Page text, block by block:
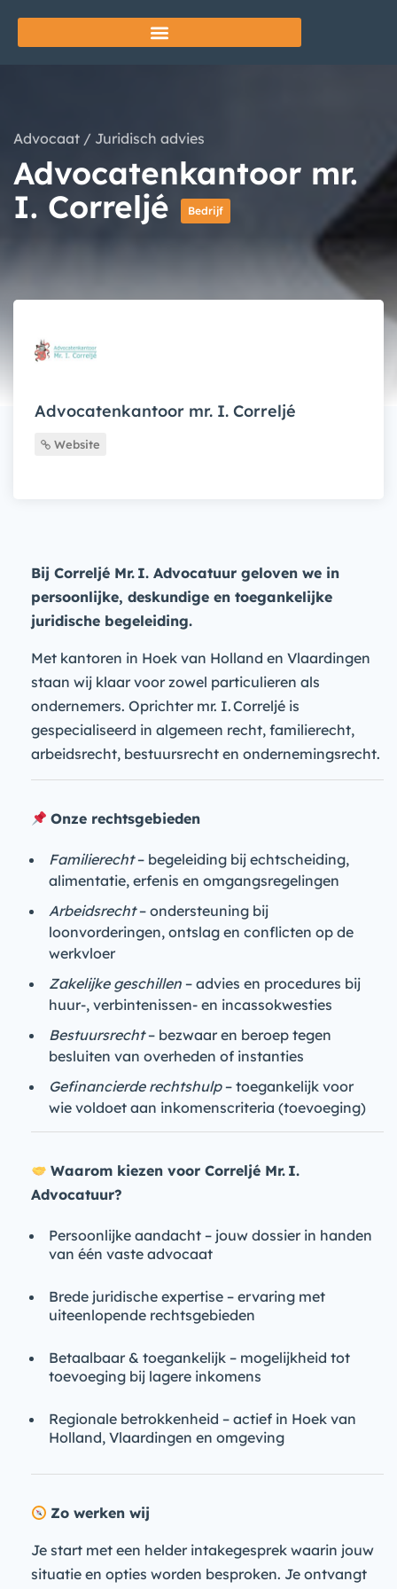
Advocaat / Juridisch advies
Advocatenkantoor mr.
I. Correljé
Bedrijf
Advocatenkantoor mr. I. Correljé
Website
Bij Correljé Mr. I. Advocatuur geloven we in
persoonlijke, deskundige en toegankelijke
juridische begeleiding.
Met kantoren in Hoek van Holland en Vlaardingen
staan wij klaar voor zowel particulieren als
ondernemers. Oprichter mr. I. Correljé is
gespecialiseerd in algemeen recht, familierecht,
arbeidsrecht, bestuursrecht en ondernemingsrecht.
Onze rechtsgebieden
Familierecht– begeleiding bij echtscheiding,
alimentatie, erfenis en omgangsregelingen
Arbeidsrecht– ondersteuning bij
loonvorderingen, ontslag en conflicten op de
werkvloer
Zakelijke geschillen – advies en procedures bij
huur-, verbintenissen- en incassokwesties
Bestuursrecht– bezwaar en beroep tegen
besluiten van overheden of instanties
Gefinancierde rechtshulp– toegankelijk voor
wie voldoet aan inkomenscriteria (toevoeging)
Waarom kiezen voor Correljé Mr. I.
Advocatuur?
Persoonlijke aandacht – jouw dossier in handen
van één vaste advocaat
Brede juridische expertise – ervaring met
uiteenlopende rechtsgebieden
Betaalbaar & toegankelijk – mogelijkheid tot
toevoeging bij lagere inkomens
Regionale betrokkenheid – actief in Hoek van
Holland, Vlaardingen en omgeving
Zo werken wij
Je start met een helder intakegesprek waarin jouw
situatie en opties worden besproken. Je ontvangt